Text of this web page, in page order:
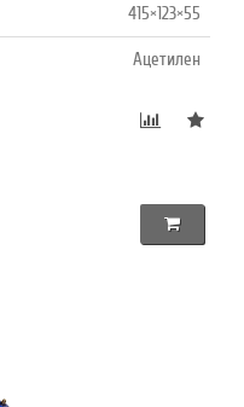
415×123×55
Ацетилен